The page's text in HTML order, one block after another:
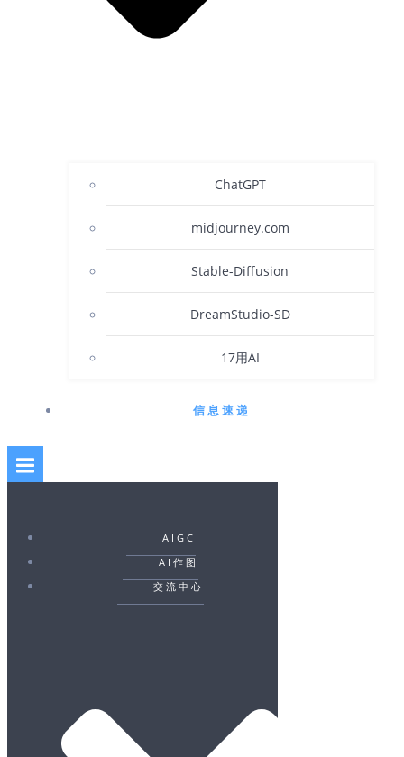
ChatGPT
midjourney.com
Stable-Diffusion
DreamStudio-SD
17用AI
信息速递
AIGC
AI作图
交流中心